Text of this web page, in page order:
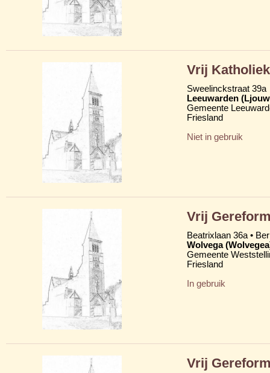
Vrij
Sweelinckstraat 39a
Leeuwarden
Gemeente
Friesland
Niet in gebruik
Vrij
Beatrixlaan 36a •
Wolvega
Gemeente
Friesland
In gebruik
Vrij